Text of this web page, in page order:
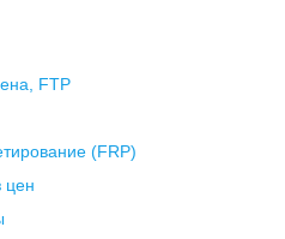
FTP
(FRP)
цен